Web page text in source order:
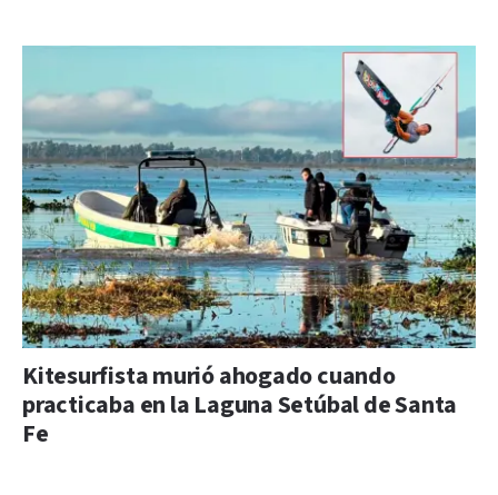
Kitesurfista murió ahogado cuando
practicaba en la Laguna Setúbal de Santa
Fe